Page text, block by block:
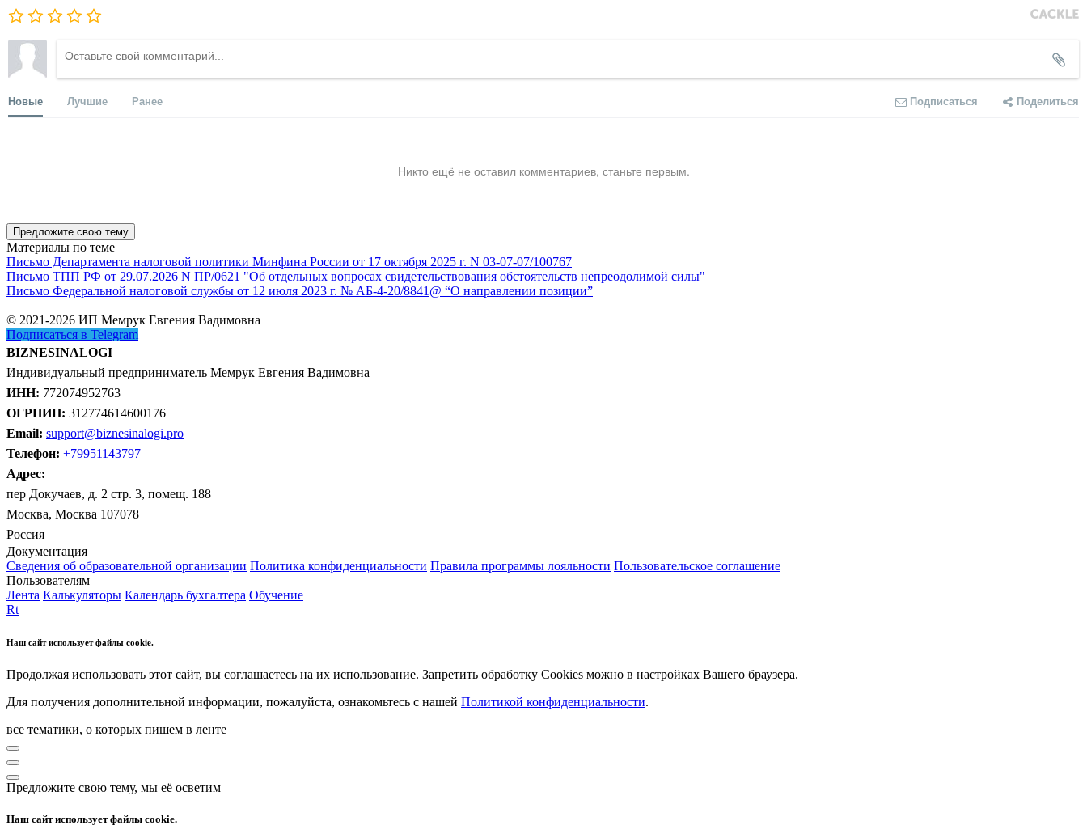
Новые Лучшие Ранее Подписаться Поделиться
Никто ещё не оставил комментариев, станьте первым.
Предложите свою тему
Материалы по теме
Письмо Департамента налоговой политики Минфина России от 17 октября 2025 г. N 03-07-07/100767
Письмо ТПП РФ от 29.07.2026 N ПР/0621 "Об отдельных вопросах свидетельствования обстоятельств непреодолимой силы"
Письмо Федеральной налоговой службы от 12 июля 2023 г. № АБ-4-20/8841@ “О направлении позиции”
© 2021-2026 ИП Мемрук Евгения Вадимовна
Подписаться в Telegram
BIZNESINALOGI
Индивидуальный предприниматель Мемрук Евгения Вадимовна
ИНН: 772074952763
ОГРНИП: 312774614600176
Email: support@biznesinalogi.pro
Телефон: +79951143797
Адрес:
пер Докучаев, д. 2 стр. 3, помещ. 188
Москва, Москва 107078
Россия
Документация
Сведения об образовательной организации Политика конфиденциальности Правила программы лояльности Пользовательское соглашение
Пользователям
Лента Калькуляторы Календарь бухгалтера Обучение
Rt
Наш сайт использует файлы cookie.
Продолжая использовать этот сайт, вы соглашаетесь на их использование. Запретить обработку Cookies можно в настройках Вашего браузера.
Для получения дополнительной информации, пожалуйста, ознакомьтесь с нашей Политикой конфиденциальности.
все тематики, о которых пишем в ленте
Предложите свою тему, мы её осветим
Наш сайт использует файлы cookie.